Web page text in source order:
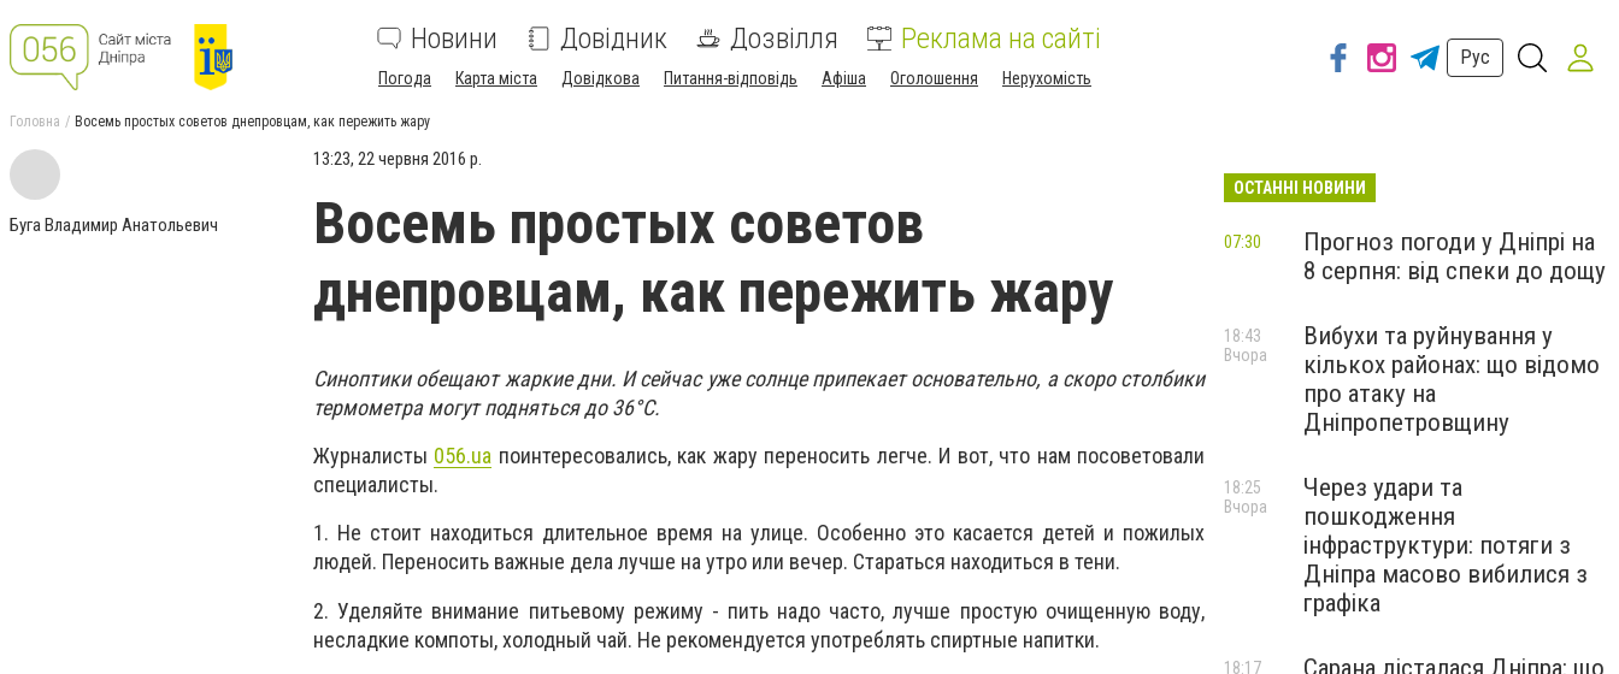
Новини Довідник Дозвілля Реклама на сайті
Погода Карта міста Довідкова Питання-відповідь Афіша Оголошення Нерухомість
Рус
Головна Восемь простых советов днепровцам, как пережить жару
Буга Владимир Анатольевич
13:23, 22 червня 2016 р.
Восемь простых советов
днепровцам, как пережить жару
Синоптики обещают жаркие дни. И сейчас уже солнце припекает основательно, а скоро столбики
термометра могут подняться до 36°C.
Журналисты 056.ua поинтересовались, как жару переносить легче. И вот, что нам посоветовали
специалисты.
1. Не стоит находиться длительное время на улице. Особенно это касается детей и пожилых
людей. Переносить важные дела лучше на утро или вечер. Стараться находиться в тени.
2. Уделяйте внимание питьевому режиму - пить надо часто, лучше простую очищенную воду,
несладкие компоты, холодный чай. Не рекомендуется употреблять спиртные напитки.
ОСТАННІ НОВИНИ
Прогноз погоди у Дніпрі на
8 серпня: від спеки до дощу
07:30
Вибухи та руйнування у
кількох районах: що відомо
про атаку на
Дніпропетровщину
18:43
Вчора
Через удари та
пошкодження
інфраструктури: потяги з
Дніпра масово вибилися з
графіка
18:25
Вчора
Сарана дісталася Дніпра: що
18:17